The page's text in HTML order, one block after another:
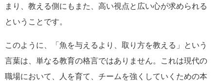
まり、教える側にもまた、高い視点と広い心が求められる
ということです。
このように、「魚を与えるより、取り方を教える」という
言葉は、単なる教育の格言ではありません。これは現代の
職場において、人を育て、チームを強くしていくための本